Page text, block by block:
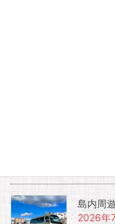
島内周
2026年